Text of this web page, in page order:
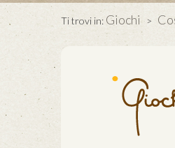
Ti trovi in: Giochi >